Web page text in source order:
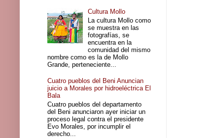
Cultura Mollo
La cultura Mollo como
se muestra en las
fotografías, se
encuentra en la
comunidad del mismo
nombre como es la de Mollo
Grande, perteneciente...
Cuatro pueblos del Beni Anuncian
juicio a Morales por hidroeléctrica El
Bala
Cuatro pueblos del departamento
del Beni anunciaron ayer iniciar un
proceso legal contra el presidente
Evo Morales, por incumplir el
derecho...